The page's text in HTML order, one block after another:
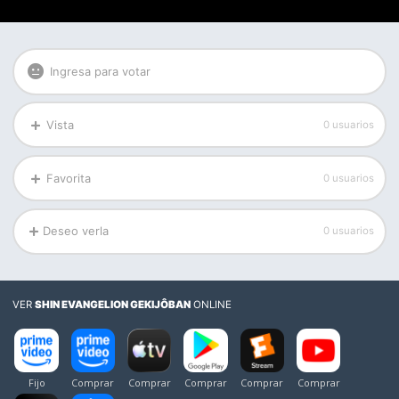
Ingresa para votar
Vista 0 usuarios
Favorita 0 usuarios
Deseo verla 0 usuarios
VERSHIN EVANGELION GEKIJÔBAN ONLINE